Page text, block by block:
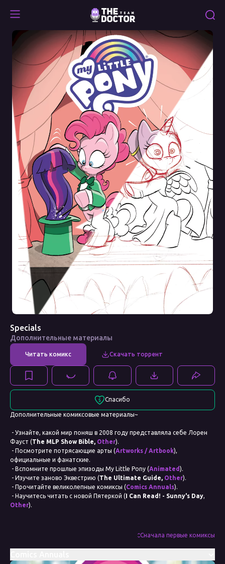
Specials
Specials
Дополнительные материалы
Спасибо
Дополнительные комиксовые материалы~
- Узнайте, какой мир поняш в 2008 году представляла себе Лорен
Фауст (The MLP Show Bible, Other).
- Посмотрите потрясающие арты (Artworks / Artbook),
официальные и фанатские.
- Вспомните прошлые эпизоды My Little Pony (Animated).
- Изучите заново Эквестрию (The Ultimate Guide, Other).
- Прочитайте великолепные комиксы (Comics Annuals).
- Научитесь читать с новой Пятеркой (I Can Read! - Sunny's Day,
Other).
Сначала первые комиксы